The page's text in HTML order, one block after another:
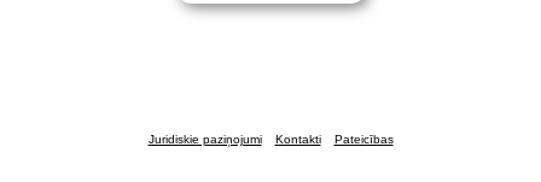
Juridiskie paziņojumi Kontakti Pateicības